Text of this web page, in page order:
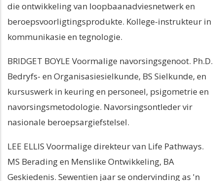
die ontwikkeling van loopbaanadviesnetwerk en
beroepsvoorligtingsprodukte. Kollege-instrukteur in
kommunikasie en tegnologie.
BRIDGET BOYLE Voormalige navorsingsgenoot. Ph.D.
Bedryfs- en Organisasiesielkunde, BS Sielkunde, en
kursuswerk in keuring en personeel, psigometrie en
navorsingsmetodologie. Navorsingsontleder vir
nasionale beroepsargiefstelsel.
LEE ELLIS Voormalige direkteur van Life Pathways.
MS Berading en Menslike Ontwikkeling, BA
Geskiedenis. Sewentien jaar se ondervinding as 'n